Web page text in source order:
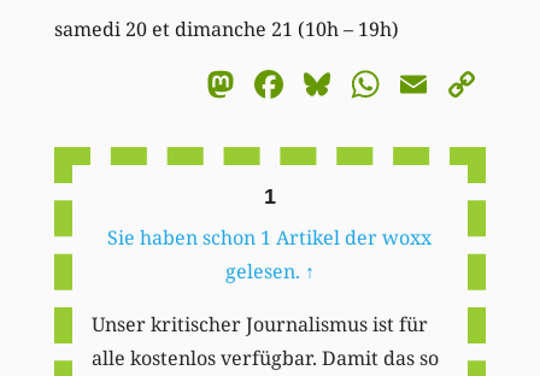
samedi 20 et dimanche 21 (10h – 19h)
Mastodon
Facebook
BlueskyEmail
1
Sie haben schon 1 Artikel der woxx
gelesen. ↑
Unser kritischer Journalismus ist für
alle kostenlos verfügbar. Damit das so